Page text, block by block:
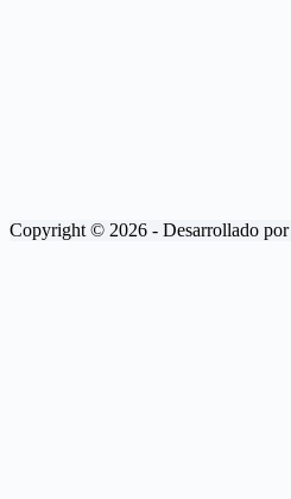
Copyright © 2026 - Desarrollado por